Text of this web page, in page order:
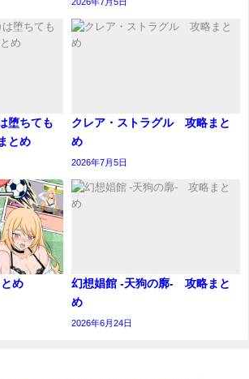
堕ちても
とめ
クレア・ストラグル 攻略まと
め
2026年7月5日
め
幻想娼館 -天狗の廓- 攻略まと
め
2026年6月24日